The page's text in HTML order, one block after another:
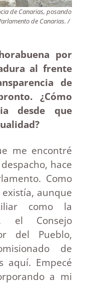
de Canarias, posando
de Canarias. /
por
al frente
de
¿Cómo
desde que
me encontré
hace
Como
aunque
como la
el Consejo
del Pueblo,
de
aquí. Empecé
a mi